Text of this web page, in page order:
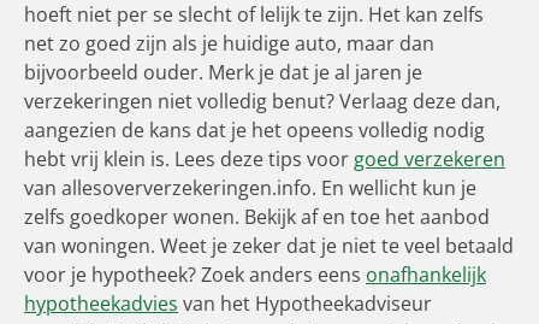
hoeft niet per se slecht of lelijk te zijn. Het kan zelfs
net zo goed zijn als je huidige auto, maar dan
bijvoorbeeld ouder. Merk je dat je al jaren je
verzekeringen niet volledig benut? Verlaag deze dan,
aangezien de kans dat je het opeens volledig nodig
hebt vrij klein is. Lees deze tips voor goed verzekeren
van allesoververzekeringen.info. En wellicht kun je
zelfs goedkoper wonen. Bekijk af en toe het aanbod
van woningen. Weet je zeker dat je niet te veel betaald
voor je hypotheek? Zoek anders eens onafhankelijk
hypotheekadvies van het Hypotheekadviseur